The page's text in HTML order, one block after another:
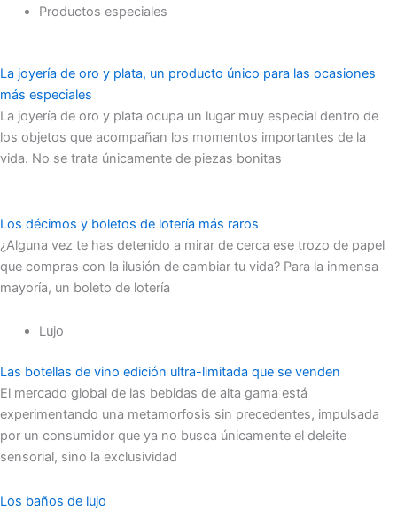
Productos especiales
La joyería de oro y plata, un producto único para las ocasiones
más especiales
La joyería de oro y plata ocupa un lugar muy especial dentro de
los objetos que acompañan los momentos importantes de la
vida. No se trata únicamente de piezas bonitas
Los décimos y boletos de lotería más raros
¿Alguna vez te has detenido a mirar de cerca ese trozo de papel
que compras con la ilusión de cambiar tu vida? Para la inmensa
mayoría, un boleto de lotería
Lujo
Las botellas de vino edición ultra-limitada que se venden
El mercado global de las bebidas de alta gama está
experimentando una metamorfosis sin precedentes, impulsada
por un consumidor que ya no busca únicamente el deleite
sensorial, sino la exclusividad
Los baños de lujo